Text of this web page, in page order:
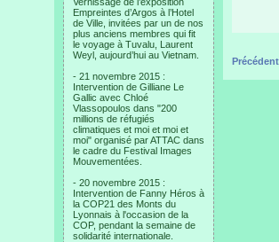
Empreintes d’Argos à l’Hotel
de Ville, invitées par un de nos
plus anciens membres qui fit
le voyage à Tuvalu, Laurent
Weyl, aujourd’hui au Vietnam.
- 21 novembre 2015 :
Intervention de Gilliane Le
Gallic avec Chloé
Vlassopoulos dans "200
millions de réfugiés
climatiques et moi et moi et
moi" organisé par ATTAC dans
le cadre du Festival Images
Mouvementées.
- 20 novembre 2015 :
Intervention de Fanny Héros à
la COP21 des Monts du
Lyonnais à l'occasion de la
COP, pendant la semaine de
solidarité internationale.
Précédent